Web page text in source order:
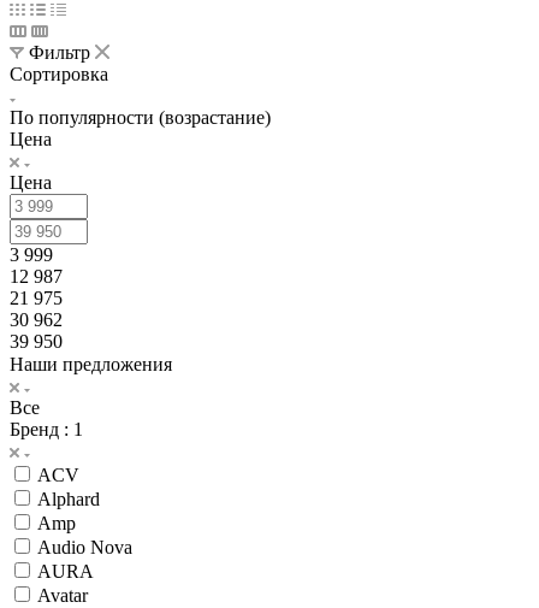
Фильтр
Сортировка
По популярности (возрастание)
Цена
Цена
3 999
12 987
21 975
30 962
39 950
Наши предложения
Все
Бренд : 1
ACV
Alphard
Amp
Audio Nova
AURA
Avatar